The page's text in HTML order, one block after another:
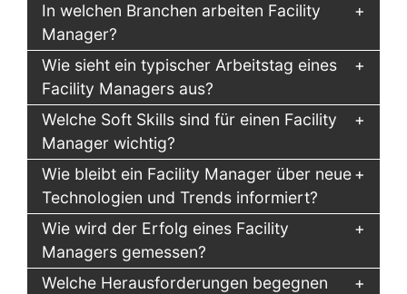
In welchen Branchen arbeiten Facility
Manager?
Wie sieht ein typischer Arbeitstag eines
Facility Managers aus?
Welche Soft Skills sind für einen Facility
Manager wichtig?
Wie bleibt ein Facility Manager über neue
Technologien und Trends informiert?
Wie wird der Erfolg eines Facility
Managers gemessen?
Welche Herausforderungen begegnen